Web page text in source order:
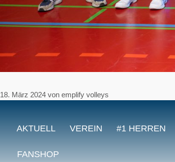
18. März 2024 von emplify volleys
AKTUELL VEREIN #1 HERREN
FANSHOP